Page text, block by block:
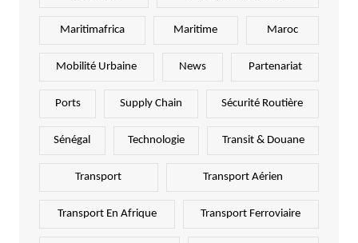
Maritimafrica Maritime Maroc
Mobilité Urbaine News Partenariat
Ports Supply Chain Sécurité Routière
Sénégal Technologie Transit & Douane
Transport Transport Aérien
Transport En Afrique Transport Ferroviaire